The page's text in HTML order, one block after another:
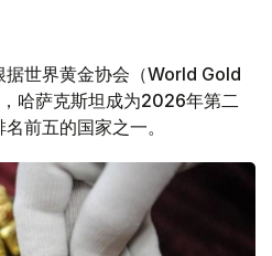
据世界黄金协会（World Gold
哈萨克斯坦成为2026年第二
前五的国家之一。